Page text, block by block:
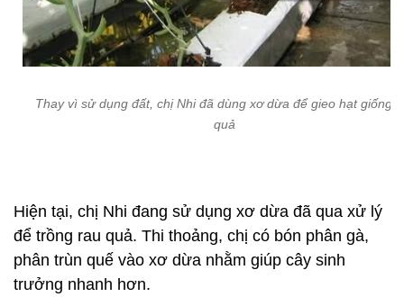
Thay vì sử dụng đất, chị Nhi đã dùng xơ dừa để gieo hạt giống
quả
Hiện tại, chị Nhi đang sử dụng xơ dừa đã qua xử lý
để trồng rau quả. Thi thoảng, chị có bón phân gà,
phân trùn quế vào xơ dừa nhằm giúp cây sinh
trưởng nhanh hơn.